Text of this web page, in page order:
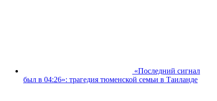
«Последний сигнал
был в 04:26»: трагедия тюменской семьи в Таиланде